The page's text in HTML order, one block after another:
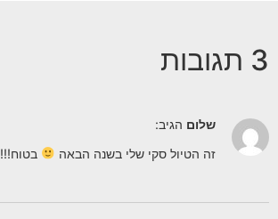
3 תגובות
שלום הגיב:
זה הטיול סקי שלי בשנה הבאה בטוח!!!